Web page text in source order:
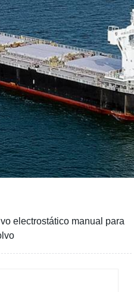
EN 7 DÍAS
productos
electrostático manual para